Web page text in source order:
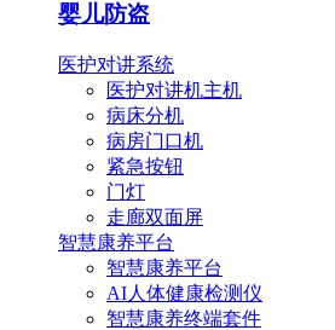
婴儿防盗
医护对讲系统
医护对讲机主机
病床分机
病房门口机
紧急按钮
门灯
走廊双面屏
智慧康养平台
智慧康养平台
AI人体健康检测仪
智慧康养终端套件